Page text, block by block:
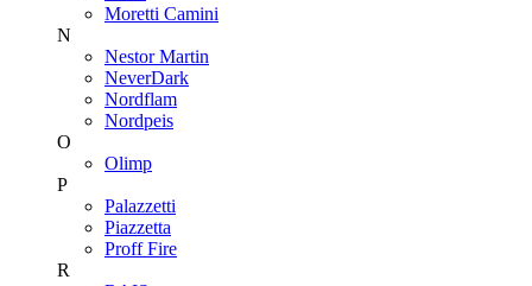
Moretti Camini
N
Nestor Martin
NeverDark
Nordflam
Nordpeis
O
Olimp
P
Palazzetti
Piazzetta
Proff Fire
R